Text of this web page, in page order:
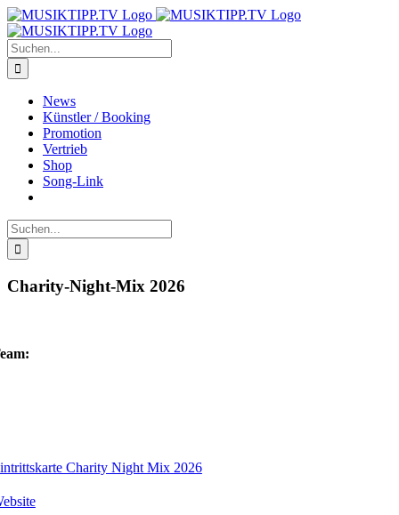
Zum
Inhalt
springen
Suche
nach:
News
Künstler / Booking
Promotion
Vertrieb
Shop
Song-Link
Suche
nach:
Charity-Night-Mix 2026
Charity Night Mix 2026